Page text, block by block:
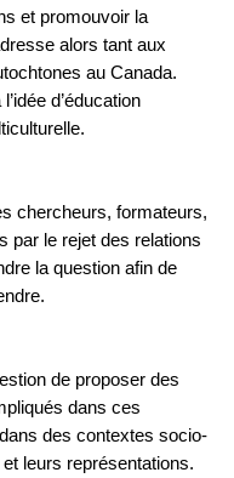
et promouvoir la
alors tant aux
au Canada.
d’éducation
chercheurs, formateurs,
par le rejet des relations
la question afin de
de proposer des
dans ces
des contextes socio-
leurs représentations.